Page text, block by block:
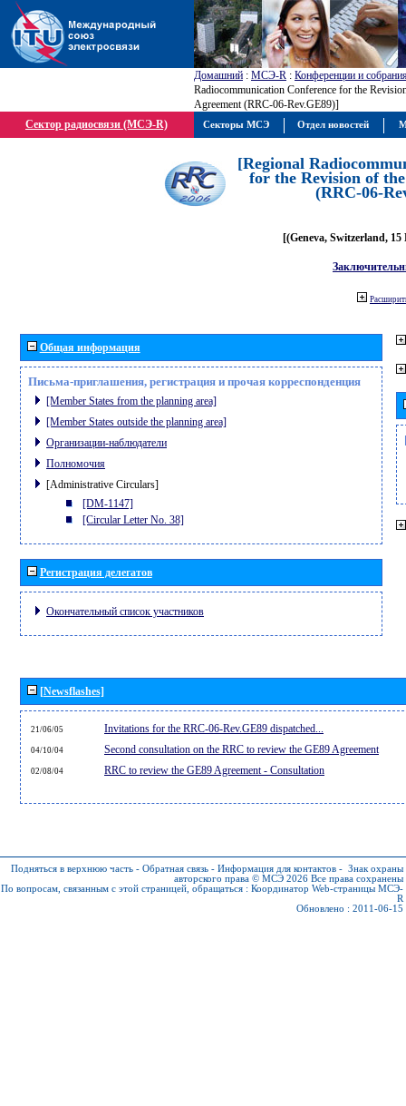
Домашний : МСЭ-R : Конференции и
Radiocommunication Conference for the
Agreement (RRC-06-Rev.GE89)]
Сектор радиосвязи (МСЭ-R)
[Regional
for the Revision of
(RRC-06-
[(Geneva, Switzerland, 15
Общая информация
Письма-приглашения, регистрация и прочая корреспонденция
[Member States from the planning area]
[Member States outside the planning area]
Организации-наблюдатели
Полномочия
[Administrative Circulars]
[DM-1147]
[Circular Letter No. 38]
Регистрация делегатов
Окончательный список участников
[Newsflashes]
21/06/05 Invitations for the RRC-06-Rev.GE89 dispatched...
04/10/04 Second consultation on the RRC to review the GE89 Agreement
02/08/04 RRC to review the GE89 Agreement - Consultation
Подняться в верхнюю часть - Обратная связь - Информация для контактов - Знак охраны
авторского права © МСЭ 2026 Все права сохранены
По вопросам, связанным с этой страницей, обращаться : Координатор Web-страницы МСЭ-
R
Обновлено : 2011-06-15
Секторы МСЭ Отдел новостей